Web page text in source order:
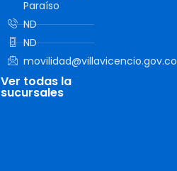
Paraíso
ND
ND
movilidad@villavicencio.gov.co
Ver todas la
sucursales